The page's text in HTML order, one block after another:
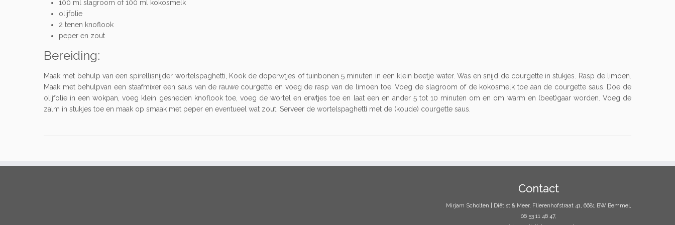
100 ml slagroom of 100 ml kokosmelk
olijfolie
2 tenen knoflook
peper en zout
Bereiding:
Maak met behulp van een spirellisnijder wortelspaghetti, Kook de doperwtjes of tuinbonen 5 minuten in een klein beetje water. Was en snijd de courgette in stukjes. Rasp de limoen.
Maak met behulpvan een staafmixer een saus van de rauwe courgette en voeg de rasp van de limoen toe. Voeg de slagroom of de kokosmelk toe aan de courgette saus. Doe de
olijfolie in een wokpan, voeg klein gesneden knoflook toe, voeg de wortel en erwtjes toe en laat een en ander 5 tot 10 minuten om en om warm en (beet)gaar worden. Voeg de
zalm in stukjes toe en maak op smaak met peper en eventueel wat zout. Serveer de wortelspaghetti met de (koude) courgette saus.
Contact
Mirjam Scholten | Diëtist & Meer, Flierenhofstraat 41, 6681 BW Bemmel,
06 53 11 46 47,